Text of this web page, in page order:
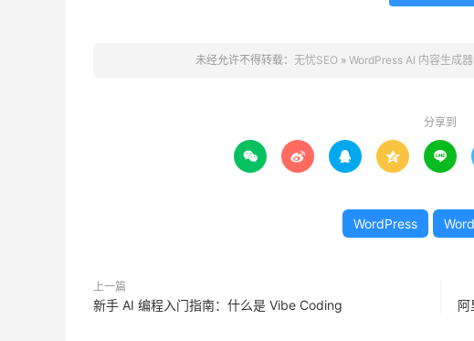
未经允许不得转载： 无忧SEO» WordPress AI 内容生成
分享到
    
WordPress
上一篇
新手 AI 编程入门指南：什么是 Vibe Coding 阿